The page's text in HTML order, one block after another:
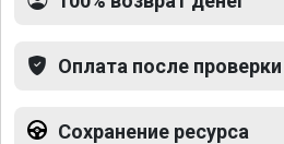
Оплата после проверки
Сохранение ресурса